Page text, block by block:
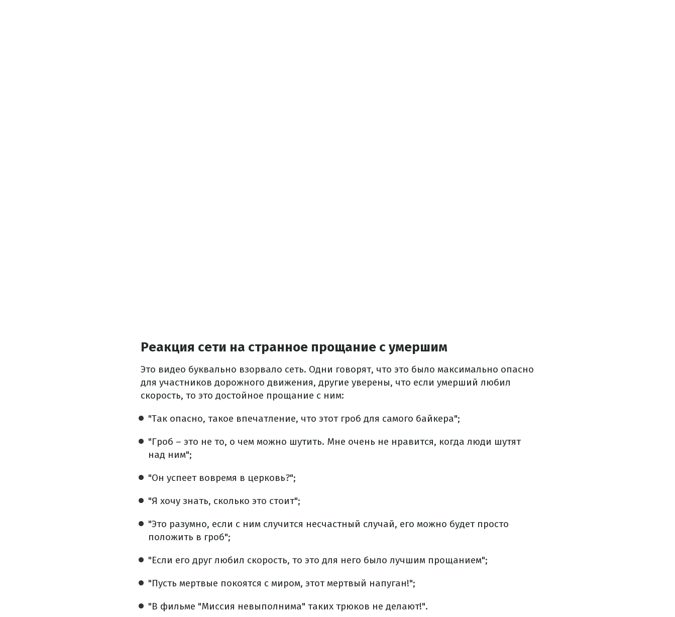
Реакция сети на странное прощание с умершим
Это видео буквально взорвало сеть. Одни говорят, что это было максимально опасно
для участников дорожного движения, другие уверены, что если умерший любил
скорость, то это достойное прощание с ним:
"Так опасно, такое впечатление, что этот гроб для самого байкера";
"Гроб – это не то, о чем можно шутить. Мне очень не нравится, когда люди шутят
над ним";
"Он успеет вовремя в церковь?";
"Я хочу знать, сколько это стоит";
"Это разумно, если с ним случится несчастный случай, его можно будет просто
положить в гроб";
"Если его друг любил скорость, то это для него было лучшим прощанием";
"Пусть мертвые покоятся с миром, этот мертвый напуган!";
"В фильме "Миссия невыполнима" таких трюков не делают!".